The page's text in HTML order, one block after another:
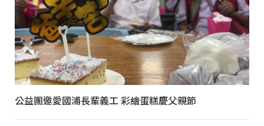
公益團邀愛國浦長輩義工 彩繪蛋糕慶父親節